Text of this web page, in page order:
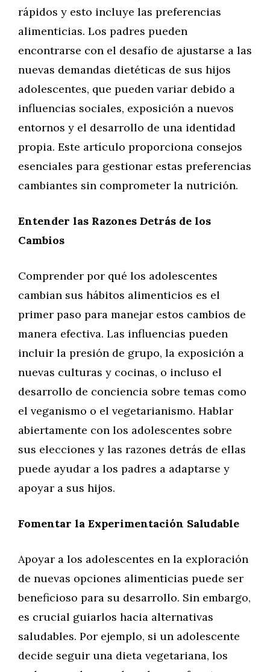
rápidos y esto incluye las preferencias
alimenticias. Los padres pueden
encontrarse con el desafío de ajustarse a las
nuevas demandas dietéticas de sus hijos
adolescentes, que pueden variar debido a
influencias sociales, exposición a nuevos
entornos y el desarrollo de una identidad
propia. Este artículo proporciona consejos
esenciales para gestionar estas preferencias
cambiantes sin comprometer la nutrición.
Entender las Razones Detrás de los
Cambios
Comprender por qué los adolescentes
cambian sus hábitos alimenticios es el
primer paso para manejar estos cambios de
manera efectiva. Las influencias pueden
incluir la presión de grupo, la exposición a
nuevas culturas y cocinas, o incluso el
desarrollo de conciencia sobre temas como
el veganismo o el vegetarianismo. Hablar
abiertamente con los adolescentes sobre
sus elecciones y las razones detrás de ellas
puede ayudar a los padres a adaptarse y
apoyar a sus hijos.
Fomentar la Experimentación Saludable
Apoyar a los adolescentes en la exploración
de nuevas opciones alimenticias puede ser
beneficioso para su desarrollo. Sin embargo,
es crucial guiarlos hacia alternativas
saludables. Por ejemplo, si un adolescente
decide seguir una dieta vegetariana, los